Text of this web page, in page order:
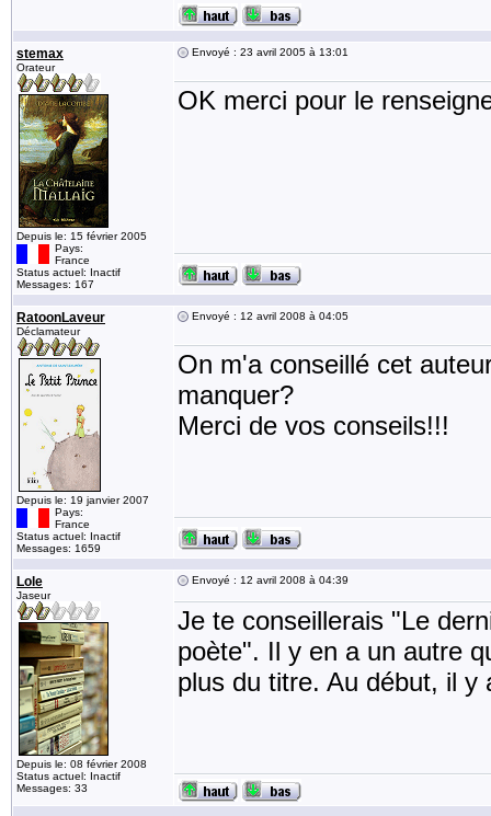
stemax
Orateur
Depuis le: 15 février 2005
Pays:
France
Status actuel: Inactif
Messages: 167
Envoyé : 23 avril 2005 à 13:01
OK merci pour le
RatoonLaveur
Déclamateur
Depuis le: 19 janvier 2007
Pays:
France
Status actuel: Inactif
Messages: 1659
Envoyé : 12 avril 2008 à 04:05
On m'a conseillé cet
manquer?
Merci de vos conseils!!!
Lole
Jaseur
Depuis le: 08 février 2008
Status actuel: Inactif
Messages: 33
Envoyé : 12 avril 2008 à 04:39
Je te conseillerais "Le
poète". Il y en a un autre
plus du titre. Au début, il y